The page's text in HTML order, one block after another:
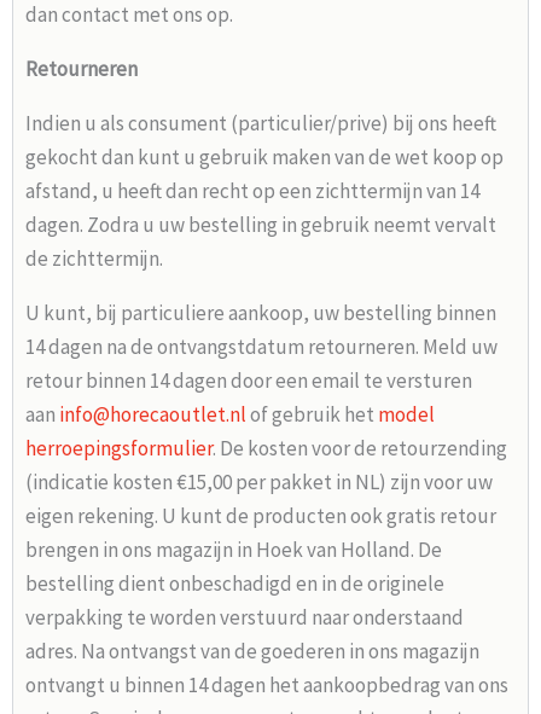
dan contact met ons op.
Retourneren
Indien u als consument (particulier/prive) bij ons heeft
gekocht dan kunt u gebruik maken van de wet koop op
afstand, u heeft dan recht op een zichttermijn van 14
dagen. Zodra u uw bestelling in gebruik neemt vervalt
de zichttermijn.
U kunt, bij particuliere aankoop, uw bestelling binnen
14 dagen na de ontvangstdatum retourneren. Meld uw
retour binnen 14 dagen door een email te versturen
aan info@horecaoutlet.nlof gebruik het model
herroepingsformulier. De kosten voor de retourzending
(indicatie kosten €15,00 per pakket in NL) zijn voor uw
eigen rekening. U kunt de producten ook gratis retour
brengen in ons magazijn in Hoek van Holland. De
bestelling dient onbeschadigd en in de originele
verpakking te worden verstuurd naar onderstaand
adres. Na ontvangst van de goederen in ons magazijn
ontvangt u binnen 14 dagen het aankoopbedrag van ons